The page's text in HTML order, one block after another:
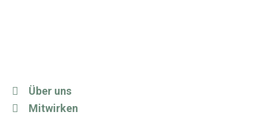
Über uns
Mitwirken